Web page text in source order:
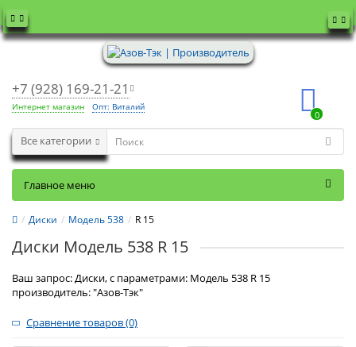
+7 (928) 169-21-21
Интернет магазин Опт: Виталий
0
Все категории
Главное меню
Диски Модель 538 R 15
Диски Модель 538 R 15
Ваш запрос: Диски, с параметрами: Модель 538 R 15
производитель: "Азов-Тэк"
Сравнение товаров (0)